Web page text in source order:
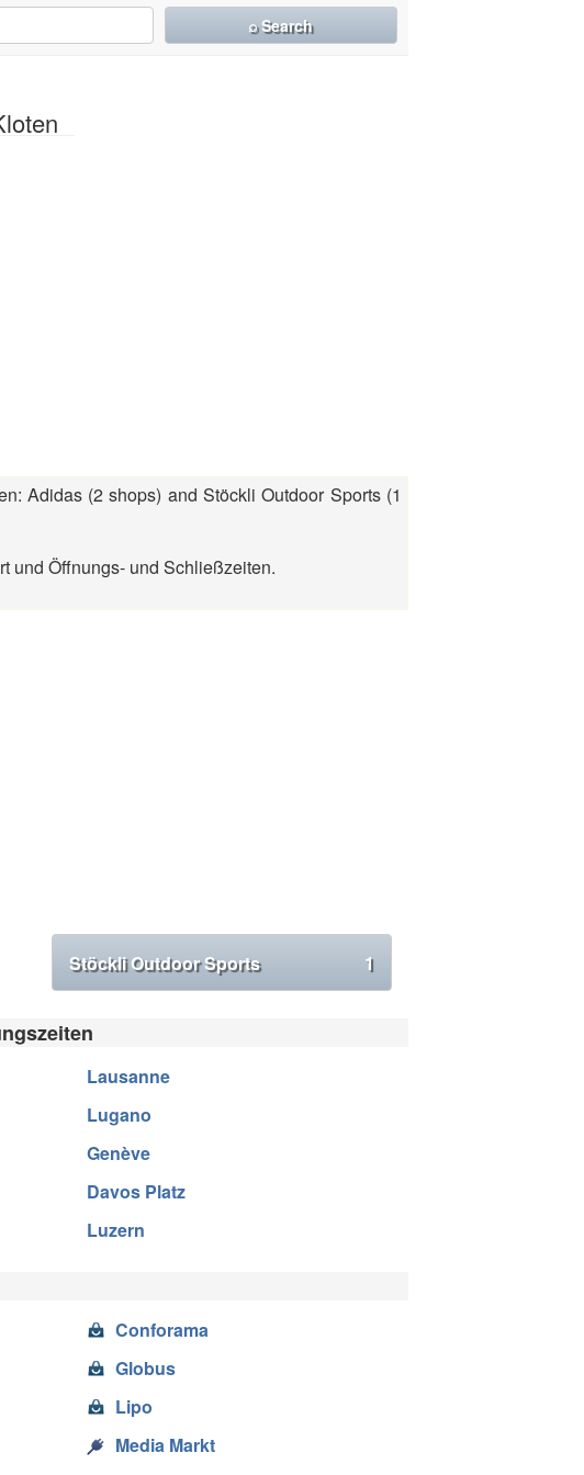
⌕ Search
Adidas (2 shops) and Stöckli Outdoor Sports (1
und Öffnungs- und Schließzeiten.
Stöckli Outdoor Sports 1
Lausanne
Lugano
Genève
Davos Platz
Luzern
Conforama
Globus
Lipo
Media Markt